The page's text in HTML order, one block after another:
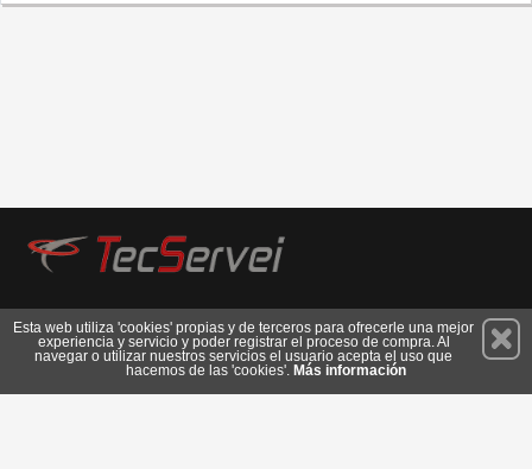
Suscríbete
Esta web utiliza 'cookies' propias y de terceros para ofrecerle una mejor
experiencia y servicio y poder registrar el proceso de compra. Al
navegar o utilizar nuestros servicios el usuario acepta el uso que
hacemos de las 'cookies'. Más información